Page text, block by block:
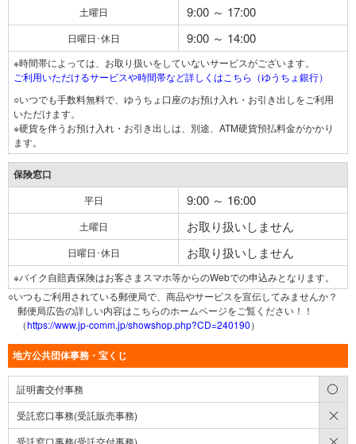
土曜日 9:00 ～ 17:00
日曜日･休日 9:00 ～ 14:00
※時間帯によっては、お取り扱いをしていないサービスがございます。
ご利用いただけるサービスや時間帯など詳しくはこちら（ゆうちょ銀行）
○いつでも手数料無料で、ゆうちょ口座のお預け入れ・お引き出しをご利用
いただけます。
※硬貨を伴うお預け入れ・お引き出しは、別途、ATM硬貨預払料金がかかり
ます。
保険窓口
平日 9:00 ～ 16:00
土曜日 お取り扱いしません
日曜日･休日 お取り扱いしません
※バイク自賠責保険はお客さまスマホ等からのWebでの申込みとなります。
○いつもご利用されている郵便局で、商品やサービスを宣伝してみませんか？
郵便局広告の詳しい内容はこちらのホームページをご覧ください！！
（https://www.jp-comm.jp/showshop.php?CD=240190）
地方公共団体事務・宝くじ
証明書交付事務
受託窓口事務(受託販売事務)
受託窓口事務(受託交付事務)